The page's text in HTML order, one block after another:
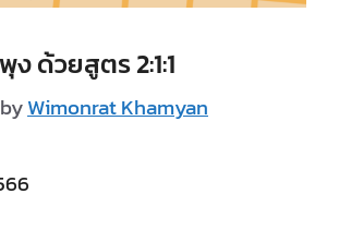
ด้วยสูตร 2:1:1
byWimonrat Khamyan